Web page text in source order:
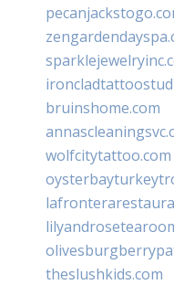
bruinshome.com
wolfcitytattoo.com
theslushkids.com